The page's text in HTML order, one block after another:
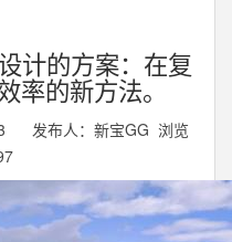
计的方案：在复
率的新方法。
发布人：新宝GG 浏览